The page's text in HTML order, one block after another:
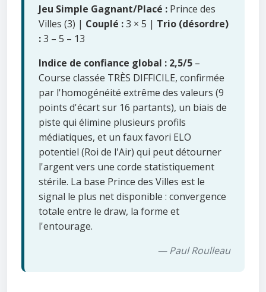
Jeu Simple Gagnant/Placé : Prince des
Villes (3) | Couplé :3 × 5 | Trio (désordre)
:3 – 5 – 13
Indice de confiance global : 2,5/5 –
Course classée TRÈS DIFFICILE, confirmée
par l'homogénéité extrême des valeurs (9
points d'écart sur 16 partants), un biais de
piste qui élimine plusieurs profils
médiatiques, et un faux favori ELO
potentiel (Roi de l'Air) qui peut détourner
l'argent vers une corde statistiquement
stérile. La base Prince des Villes est le
signal le plus net disponible : convergence
totale entre le draw, la forme et
l'entourage.
— Paul Roulleau